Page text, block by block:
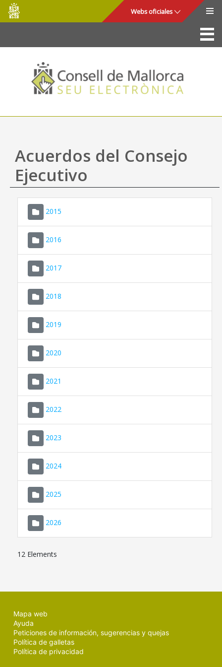
Saltar al contenido principal
Consell
de
Mallorca
Webs oficiales
La Sede
Consejo de Mallorca
Acceso y seguridad
Utilidades
Mapa web
Ayuda
Acuerdos del Consejo
Ejecutivo
2015
2016
2017
2018
2019
2020
2021
2022
2023
2024
2025
2026
12 Elements
Mapa web
Ayuda
Peticiones de información, sugerencias y quejas
Política de galletas
Política de privacidad